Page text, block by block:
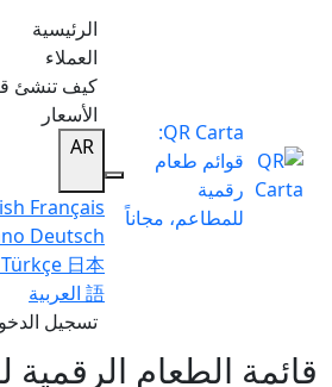
QR Carta:
قوائم طعام
رقمية
للمطاعم، مجاناً
الرئيسية
العملاء
كيف تنشئ
الأسعار
AR
Français
Deutsch
Türkçe 日本
語 العربية
تسجيل
قائمة الطعام